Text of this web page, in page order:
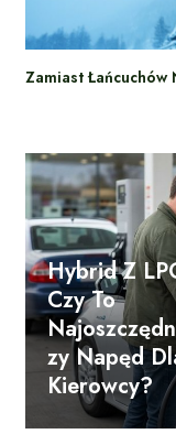
Zamiast
Hybrid Z
Czy To
Zy Napęd
Kierowcy?